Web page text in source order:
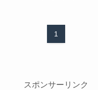
1
スポンサーリンク